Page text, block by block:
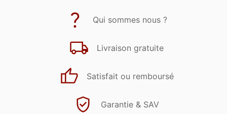
Qui sommes nous ?
Livraison gratuite
Satisfait ou remboursé
Garantie & SAV